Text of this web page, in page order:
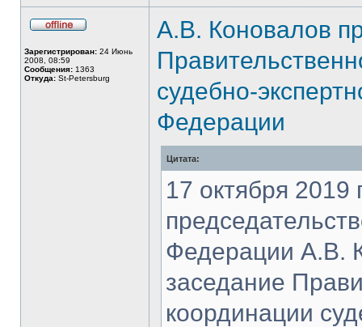
сети
Зарегистрирован: 24 Июнь
2008, 08:59
Сообщения: 1363
Откуда: St-Petersburg
А.В. Коновалов
судебно-
Федерации
Цитата:
17 октября
Федерации А.В.
заседание
координации